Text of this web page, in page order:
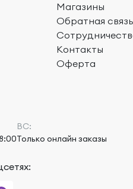
Магазины
Обратная связь
Контакты
Оферта
ВС:
Только онлайн заказы